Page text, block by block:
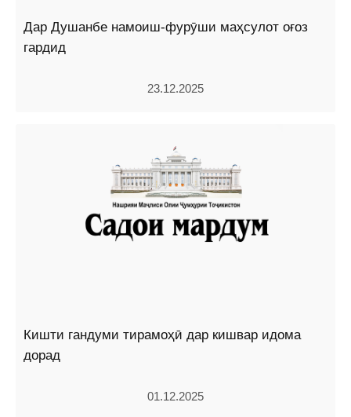
Дар Душанбе намоиш-фурӯши маҳсулот оғоз
гардид
23.12.2025
Кишти гандуми тирамоҳӣ дар кишвар идома
дорад
01.12.2025